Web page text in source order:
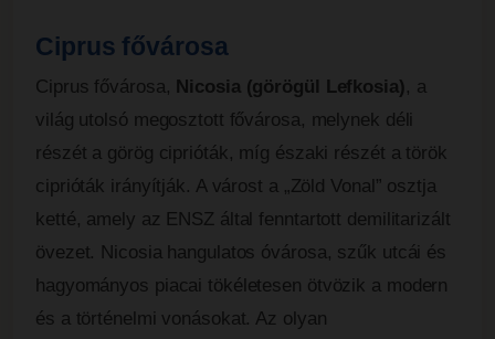
Ciprus fővárosa
Ciprus fővárosa, Nicosia (görögül Lefkosia) , a
világ utolsó megosztott fővárosa, melynek déli
részét a görög ciprióták, míg északi részét a török
ciprióták irányítják. A várost a „Zöld Vonal” osztja
ketté, amely az ENSZ által fenntartott demilitarizált
övezet. Nicosia hangulatos óvárosa, szűk utcái és
hagyományos piacai tökéletesen ötvözik a modern
és a történelmi vonásokat. Az olyan